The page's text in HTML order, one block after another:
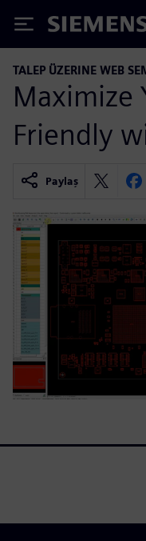
Siemens
TALEP ÜZERINE WEB
Maximize
Friendly
Paylaş